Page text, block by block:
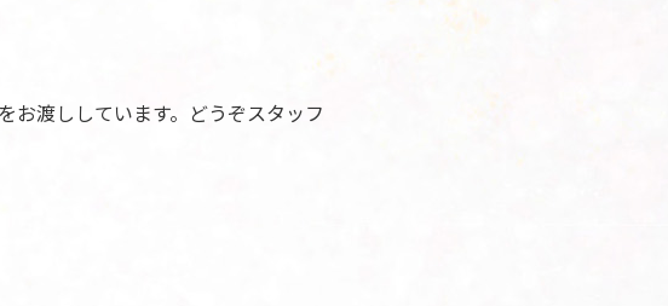
お渡ししています。どうぞスタッフ